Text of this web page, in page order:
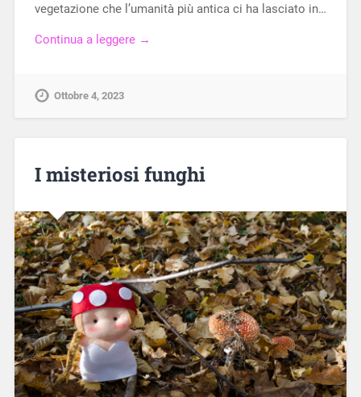
vegetazione che l’umanità più antica ci ha lasciato in…
Continua a leggere →
Ottobre 4, 2023
I misteriosi funghi